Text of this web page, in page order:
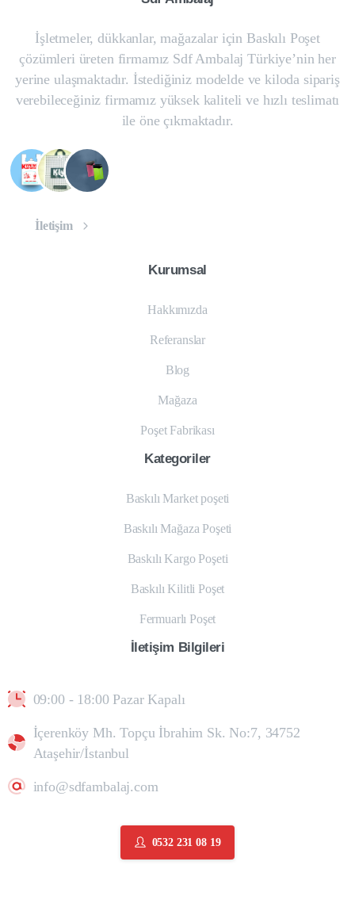
İşletmeler, dükkanlar, mağazalar için Baskılı Poşet
çözümleri üreten firmamız Sdf Ambalaj Türkiye’nin her
yerine ulaşmaktadır. İstediğiniz modelde ve kiloda sipariş
verebileceğiniz firmamız yüksek kaliteli ve hızlı teslimatı
ile öne çıkmaktadır.
İletişim
Kurumsal
Hakkımızda
Referanslar
Blog
Mağaza
Poşet Fabrikası
Kategoriler
Baskılı Market poşeti
Baskılı Mağaza Poşeti
Baskılı Kargo Poşeti
Baskılı Kilitli Poşet
Fermuarlı Poşet
İletişim Bilgileri
09:00 - 18:00 Pazar Kapalı
İçerenköy Mh. Topçu İbrahim Sk. No:7, 34752
Ataşehir/İstanbul
info@sdfambalaj.com
0532 231 08 19